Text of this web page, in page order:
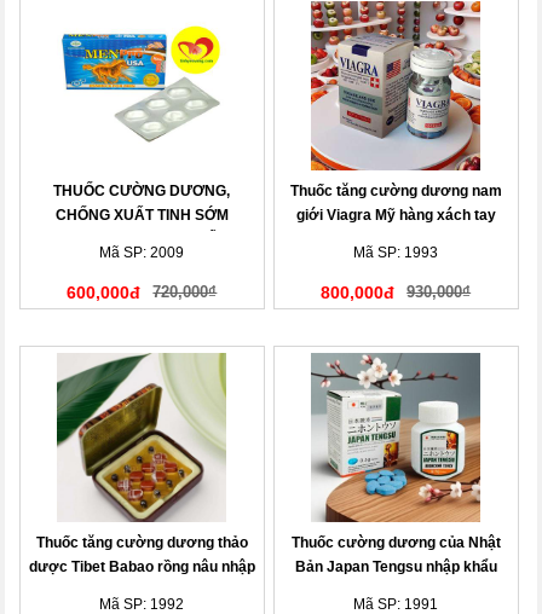
THUỐC CƯỜNG DƯƠNG,
CHỐNG XUẤT TINH SỚM
Mã SP: 2009
600,000đ 720,000₫
Thuốc tăng cường dương nam
giới Viagra Mỹ hàng xách tay
Mã SP: 1993
800,000đ 930,000₫
Thuốc tăng cường dương thảo
dược Tibet Babao rồng nâu nhập
Mã SP: 1992
Thuốc cường dương của Nhật
Bản Japan Tengsu nhập khẩu
Mã SP: 1991